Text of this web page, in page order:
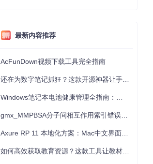
最新内容推荐
AcFunDown视频下载工具完全指南